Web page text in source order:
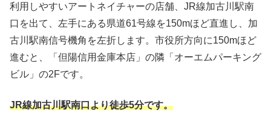
利用しやすいアートネイチャーの店舗、JR線加古川駅南
口を出て、左手にある県道61号線を150mほど直進し、加
古川駅南信号機角を左折します。市役所方向に150mほど
進むと、「但陽信用金庫本店」の隣「オーエムパーキング
ビル」の2Fです。
JR線加古川駅南口より徒歩5分です。